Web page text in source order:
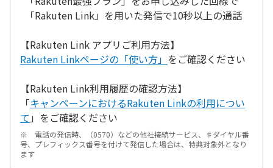
「Rakuten Link」を用いた発信で10秒以上の通話
【Rakuten Link アプリご利用方法】
Rakuten Linkページの「使い方」 をご確認ください
【Rakuten Link利用履歴の確認方法】
「キャンペーンにおけるRakuten Linkの利用につい
て 」をご確認ください
※ 電話の発信時、（0570）などの他社接続サービス、♯ダイヤル番
号、プレフィックス番号を付けて発信した場合は、特典対象外となり
ます